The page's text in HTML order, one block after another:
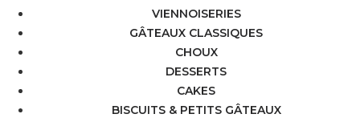
VIENNOISERIES
GÂTEAUX CLASSIQUES
CHOUX
DESSERTS
CAKES
BISCUITS & PETITS GÂTEAUX